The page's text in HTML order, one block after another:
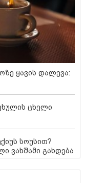
ყავის დალევა:
ცხელი
სოუსით?
ვახშამი გახდება